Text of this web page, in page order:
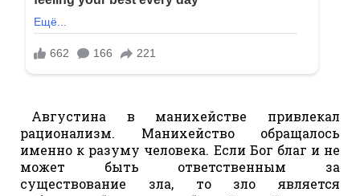
Августина в манихействе привлекал
рационализм. Манихейство обращалось
именно к разуму человека. Если Бог благ и не
может быть ответственным за
существование зла, то зло является